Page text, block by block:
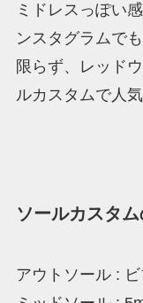
ミドレスっぽい
ンスタグラムで
限らず、レッド
ルカスタムで人
ソールカスタ
アウトソール :